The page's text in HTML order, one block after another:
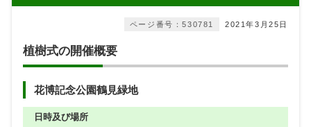
2021年3月25日
ページ番号：530781
植樹式の開催概要
花博記念公園鶴見緑地
日時及び場所